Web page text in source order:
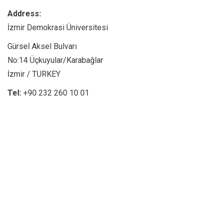
Address:
İzmir Demokrasi Üniversitesi
Gürsel Aksel Bulvarı
No:14 Üçkuyular/Karabağlar
İzmir / TURKEY
Tel: +90 232 260 10 01